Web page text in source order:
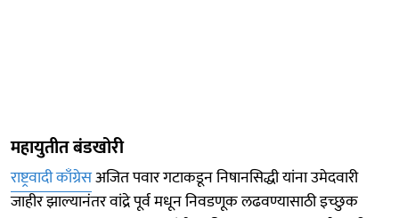
महायुतीत बंडखोरी
राष्ट्रवादी काँग्रेसअजित पवार गटाकडून निषानसिद्धी यांना उमेदवारी
जाहीर झाल्यानंतर वांद्रे पूर्व मधून निवडणूक लढवण्यासाठी इच्छुक